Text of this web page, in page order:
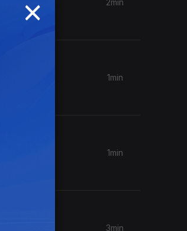
2min
1min
1min
3min
×